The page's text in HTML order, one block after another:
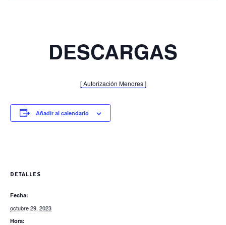
DESCARGAS
[ Autorización Menores ]
Añadir al calendario
DETALLES
Fecha:
octubre 29, 2023
Hora: